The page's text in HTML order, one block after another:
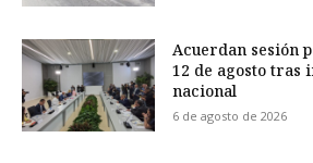
Acuerdan sesión
12 de agosto tras
nacional
6 de agosto de 2026